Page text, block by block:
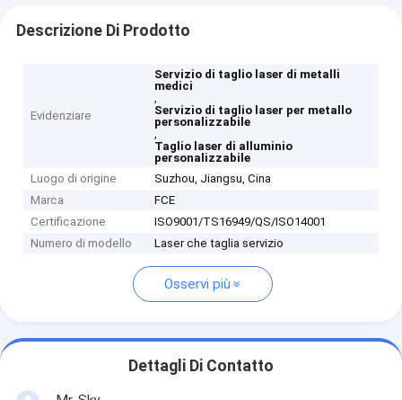
Descrizione Di Prodotto
Evidenziare
Servizio di taglio laser di metalli
medici
,
Servizio di taglio laser per metallo
personalizzabile
,
Taglio laser di alluminio
personalizzabile
Luogo di origine
Suzhou, Jiangsu, Cina
Marca
FCE
Certificazione
ISO9001/TS16949/QS/ISO14001
Numero di modello
Laser che taglia servizio
Osservi più
Dettagli Di Contatto